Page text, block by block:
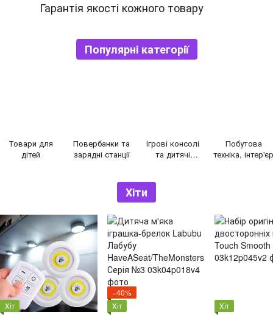
Гарантія якості кожного товару
Популярні категорії
Товари для
дітей
Повербанки та
зарядні станції
Ігрові консолі
та дитячі
Побутова
техніка,
Хіти
Хіт
−40%
Хіт
Хіт